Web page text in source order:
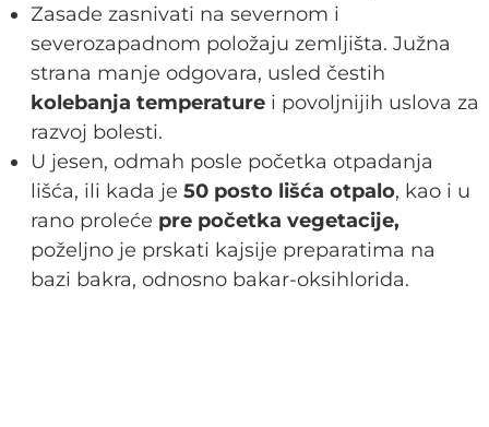
Zasade zasnivati na severnom i
severozapadnom položaju zemljišta. Južna
strana manje odgovara, usled čestih
kolebanja temperature i povoljnijih uslova za
razvoj bolesti.
U jesen, odmah posle početka otpadanja
lišća, ili kada je 50 posto lišća otpalo, kao i u
rano proleće pre početka vegetacije,
poželjno je prskati kajsije preparatima na
bazi bakra, odnosno bakar-oksihlorida.